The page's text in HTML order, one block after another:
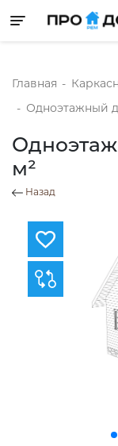
Toggle
Главная -
- Одноэтажный
м²
Назад